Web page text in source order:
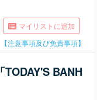
マイリストに追加
【注意事項及び免責事項】
BANH